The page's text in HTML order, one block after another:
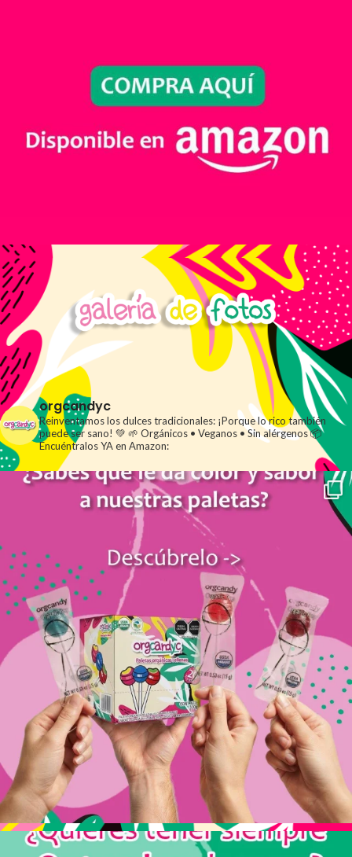
orgcandyc
Reinventamos los dulces tradicionales: ¡Porque lo rico también
puede ser sano! 💚 🌱 Orgánicos • Veganos • Sin alérgenos📦
Encuéntralos YA en Amazon: